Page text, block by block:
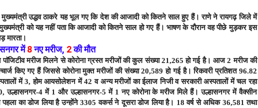
उद्धव ठाकरे यह भूल गए कि देश की आजादी को कितने साल हुए हैं। राणे ने रायगढ़ जिले में
को यह नहीं पता कि आजादी को कितने साल हो गए हैं। भाषण के दौरान वह पीछे मुड़कर इस
मारता।
में8नए मरीज, 2की मौत
पाॅजिटीव मरीज मिलने से कोरोना ग्रस्त मरीजों की कुल संख्या 21,265 हो गई है।आज 2 मरीज की
किए गए हैं जिससे कोरोना मुक्त मरीजों की संख्या 20,589 हो गई है। रिकवरी प्रतिशत 96.82
में 3, होम आयसोलेशन में 42 व अन्य मरीजों का ईलाज निजी व सरकारी अस्पतालों में चल रहा
4 में 1 और उल्हासनगर-5 में 1 नए कोरोना के मरीज मिले हैं। उल्हासनगर में वैक्सीन
का डोज लिया है उन्होंने 3305 वकर्स ने दूसरा डोज लिया है। 18 वर्ष से अधिक 36,581 तथा